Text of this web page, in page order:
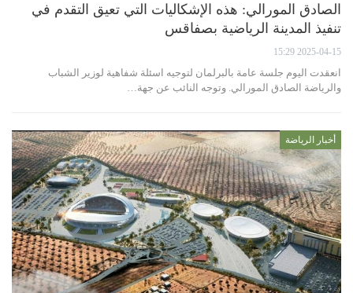
الصادق المورالي: هذه الإشكاليات التي تعيق التقدم في
تنفيذ المدينة الرياضية بصفاقس
2025-04-15 15:29
انعقدت اليوم جلسة عامة بالبرلمان لتوجيه اسئلة شفاهية لوزير الشباب
والرياضة الصادق المورالي. وتوجه النائب عن جهة…
أخبار الرياضة